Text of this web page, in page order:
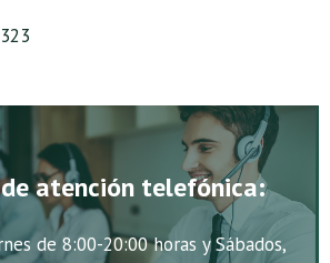
atención telefónica:
de 8:00-20:00 horas y Sábados,